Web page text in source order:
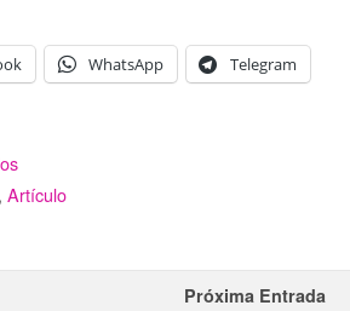
WhatsApp Telegram
, Artículo
Próxima Entrada